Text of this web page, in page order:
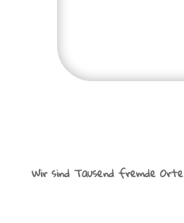
Wir sind Tausend fremde Orte